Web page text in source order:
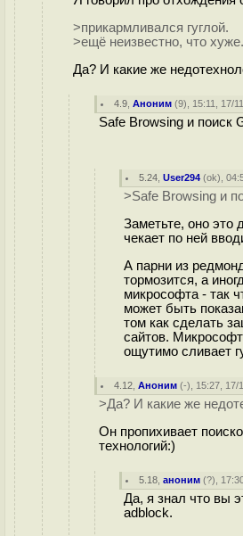
>прикармливался гуглой.
>ещё неизвестно, что хуже.
Да? И какие же
4.9 ,Аноним (9), 15:11, 17/
Safe Browsing и поиск
5.24 ,User294 (ok),
>Safe Browsing и
Заметьте, оно это
чекает по ней
А парни из
тормозится, а
микрософта - так
может быть
том как сделать
сайтов.
ощутимо сливает
4.12 ,Аноним (-), 15:27, 17/
>Да? И какие же
Он пропихивает
технологий:)
5.18 ,аноним (?),
Да, я знал что вы
adblock.